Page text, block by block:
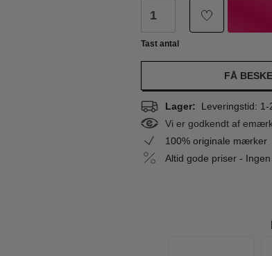
Tast antal
FÅ
Lager: Leveringstid: 1-
Vi er godkendt af
100% originale mærker
Altid gode priser -